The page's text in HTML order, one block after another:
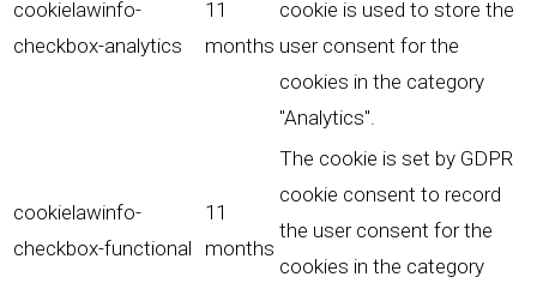
cookielawinfo-
checkbox-analytics
11
months
cookie is used to store the
user consent for the
cookies in the category
"Analytics".
cookielawinfo-
checkbox-functional
11
months
The cookie is set by GDPR
cookie consent to record
the user consent for the
cookies in the category